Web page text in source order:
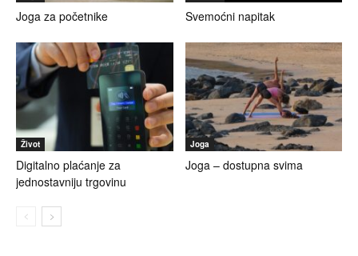
Joga za početnike Svemoćni napitak
Život
Digitalno plaćanje za
jednostavniju trgovinu
Joga
Joga – dostupna svima